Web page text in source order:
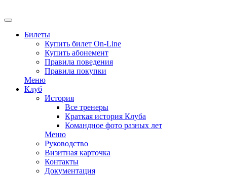
Билеты
Купить билет On-Line
Купить абонемент
Правила поведения
Правила покупки
Меню
Клуб
История
Все тренеры
Краткая история Клуба
Командное фото разных лет
Меню
Руководство
Визитная карточка
Контакты
Документация